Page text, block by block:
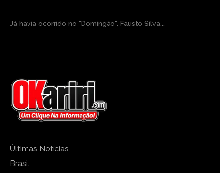
Já havia ocorrido no "Domingão". Fausto Silva...
Últimas Notícias
Brasil